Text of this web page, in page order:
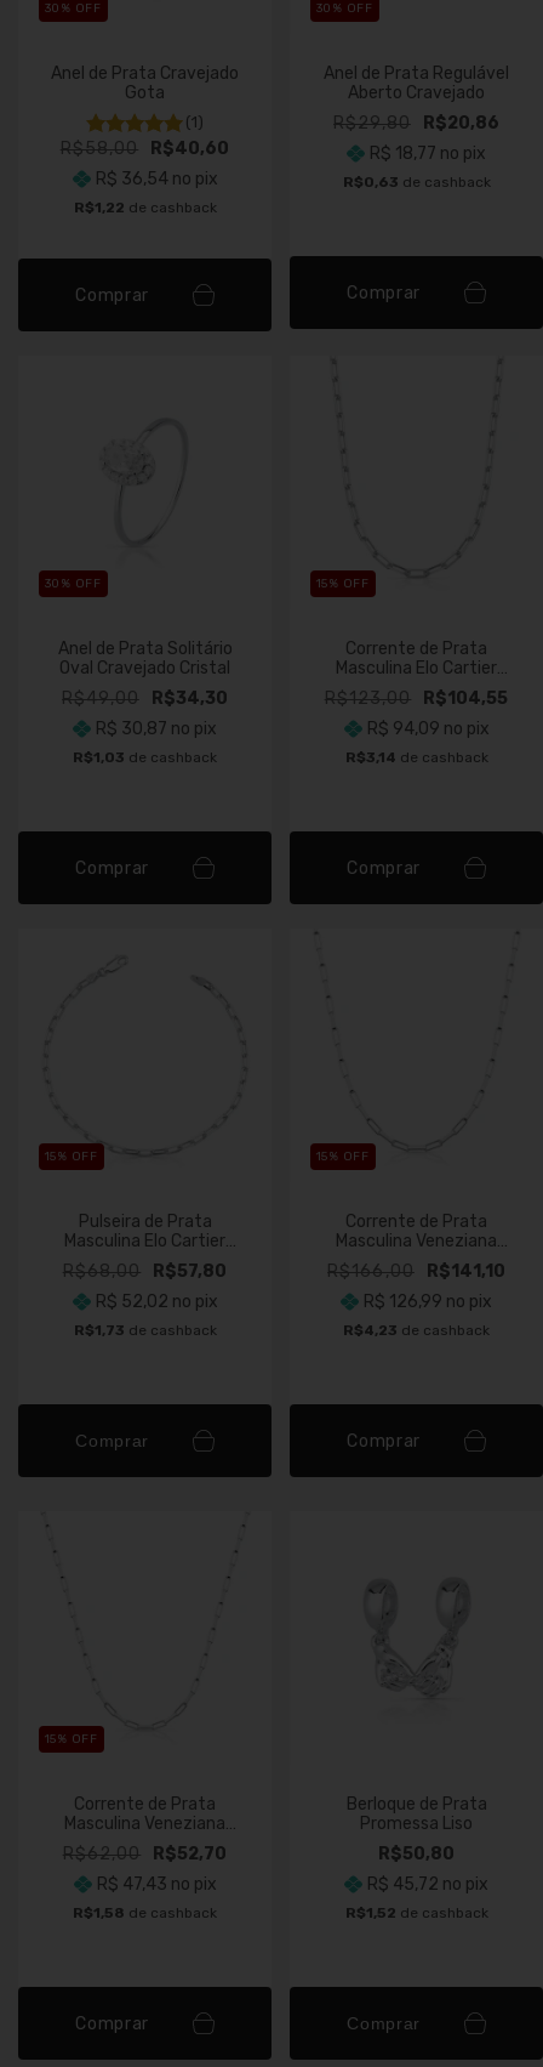
30 % OFF
Anel de Prata Cravejado
Gota
(1)
R$58,00
R$40,60
R$ 36,54 no pix
R$1,22 de cashback
Comprar
30 % OFF
Anel de Prata Regulável
Aberto Cravejado
R$29,80
R$20,86
R$ 18,77 no pix
R$0,63 de cashback
Comprar
30 % OFF
Anel de Prata Solitário
Oval Cravejado Cristal
R$49,00
R$34,30
R$ 30,87 no pix
R$1,03 de cashback
Comprar
15% OFF
Corrente de Prata
Masculina Elo Cartier
Longa 3mm Fio 080
R$123,00
R$104,55
R$ 94,09 no pix
R$3,14 de cashback
Comprar
15% OFF
Pulseira de Prata
Masculina Elo Cartier
Longa 3mm Fio 080
R$68,00
R$57,80
R$ 52,02 no pix
R$1,73 de cashback
Comprar
15% OFF
Corrente de Prata
Masculina Veneziana
Longa 3mm Fio 085
R$166,00
R$141,10
R$ 126,99 no pix
R$4,23 de cashback
Comprar
15% OFF
Corrente de Prata
Masculina Veneziana
Longa 2mm Fio 065
R$62,00
R$52,70
R$ 47,43 no pix
R$1,58 de cashback
Comprar
Berloque de Prata
Promessa Liso
R$50,80
R$ 45,72 no pix
R$1,52 de cashback
Comprar